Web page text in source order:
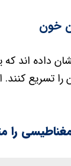
خون
داده اند که
را تسریع
را